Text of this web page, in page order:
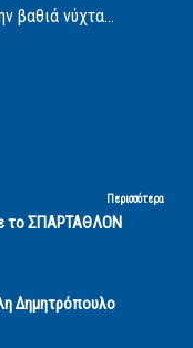
βαθιά νύχτα...
Περισσότερα
το ΣΠΑΡΤΑΘΛΟΝ
Δημητρόπουλο